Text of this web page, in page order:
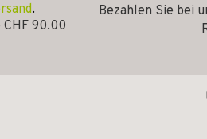
.
90.00
Bezahlen Sie bei